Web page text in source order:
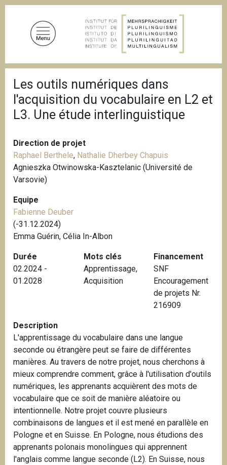
i
l
d
'
A
a
n
e
Les outils numériques dans
l'acquisition du vocabulaire en L2 et
L3. Une étude interlinguistique
Direction de projet
Raphael Berthele, Nathalie Dherbey Chapuis
Agnieszka Otwinowska-Kasztelanic (Université de
Varsovie)
Equipe
Fabienne Deuber
(-31.12.2024)
Emma Guérin, Célia In-Albon
Durée
02.2024 -
01.2028
Mots clés
Apprentissage,
Acquisition
Financement
SNF
Encouragement
de projets Nr.
216909
Description
L'apprentissage du vocabulaire dans une langue
seconde ou étrangère peut se faire de différentes
manières. Au travers de notre projet, nous cherchons à
mieux comprendre comment, grâce à l'utilisation d'outils
numériques, les apprenants acquièrent des mots de
vocabulaire que ce soit de manière aléatoire ou
intentionnelle. Notre projet couvre plusieurs
combinaisons de langues et il est mené en parallèle en
Pologne et en Suisse. En Pologne, nous étudions des
apprenants polonais monolingues qui apprennent
l'anglais comme langue seconde (L2). En Suisse, nous